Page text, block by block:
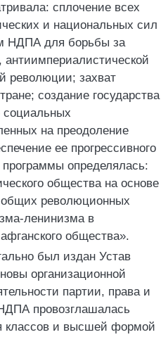
сплочение всех
и национальных сил
НДПА для борьбы за
революции; захват
создание государства
социальных
на преодоление
ее прогрессивного
определялась:
общества на основе
общих революционных
ленинизма в
общества».
был издан Устав
организационной
партии, права и
провозглашалась
классов и высшей формой